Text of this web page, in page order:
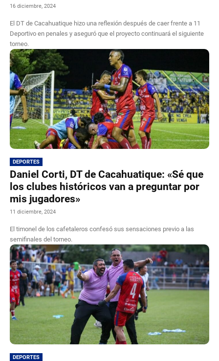
16 diciembre, 2024
El DT de Cacahuatique hizo una reflexión después de caer frente a 11
Deportivo en penales y aseguró que el proyecto continuará el siguiente
torneo.
DEPORTES
Daniel Corti, DT de Cacahuatique: «Sé que
los clubes históricos van a preguntar por
mis jugadores»
11 diciembre, 2024
El timonel de los cafetaleros confesó sus sensaciones previo a las
semifinales del torneo.
DEPORTES